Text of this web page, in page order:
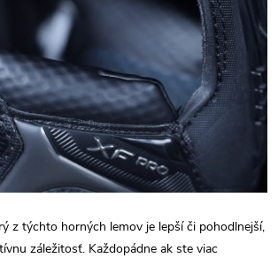
z týchto horných lemov je lepší či pohodlnejší,
záležitosť. Každopádne ak ste viac